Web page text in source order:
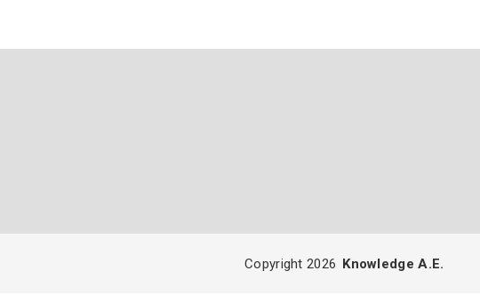
Copyright 2026 Knowledge A.E.